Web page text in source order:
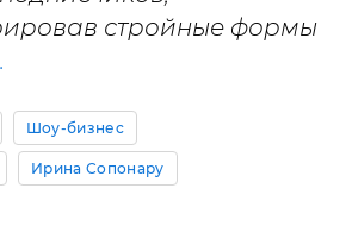
стройные формы
Шоу-бизнес
Ирина Сопонару